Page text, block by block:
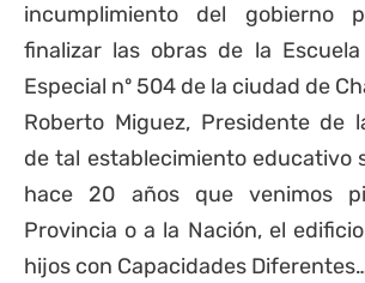
incumplimiento del gobierno
finalizar las obras de la
Especial nº 504 de la ciudad de
Roberto Miguez, Presidente de
de tal establecimiento educativo
hace 20 años que venimos
Provincia o a la Nación, el
hijos con Capacidades